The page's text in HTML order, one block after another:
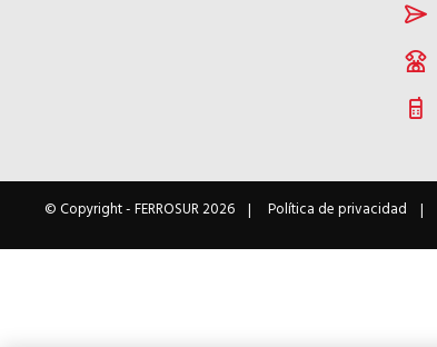
© Copyright -FERROSUR2026 Política de privacidad